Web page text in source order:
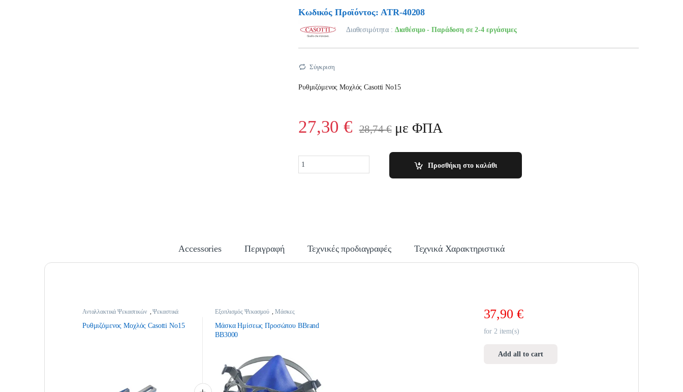
Κωδικός Προϊόντος: ATR-40208
Διαθεσιμότητα : Διαθέσιμο - Παράδοση σε 2-4 εργάσιμες
Σύγκριση
Ρυθμιζόμενος Μοχλός Casotti Νο15
27,30€ 28,74€με ΦΠΑ
Προσθήκη στο καλάθι
Accessories Περιγραφή Τεχνικές προδιαγραφές Τεχνικά Χαρακτηριστικά
Ανταλλακτικά Ψεκαστικών ,Ψεκαστικά
Ρυθμιζόμενος Μοχλός Casotti Νο15
Εξοπλισμός Ψεκασμού ,Μάσκες
Μάσκα Ημίσεως Προσώπου BBrand
BB3000
37,90 €
for 2 item(s)
Add all to cart